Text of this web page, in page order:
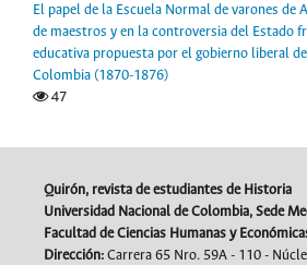
El papel de la Escuela Normal de varones de
de maestros y en la controversia del Estado
educativa propuesta por el gobierno liberal
Colombia (1870-1876)
47
Quirón, revista de estudiantes de Historia
Universidad Nacional de Colombia, Sede
Facultad de Ciencias Humanas y
Dirección: Carrera 65 Nro. 59A - 110 -